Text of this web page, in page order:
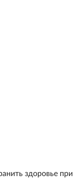
здоровье при